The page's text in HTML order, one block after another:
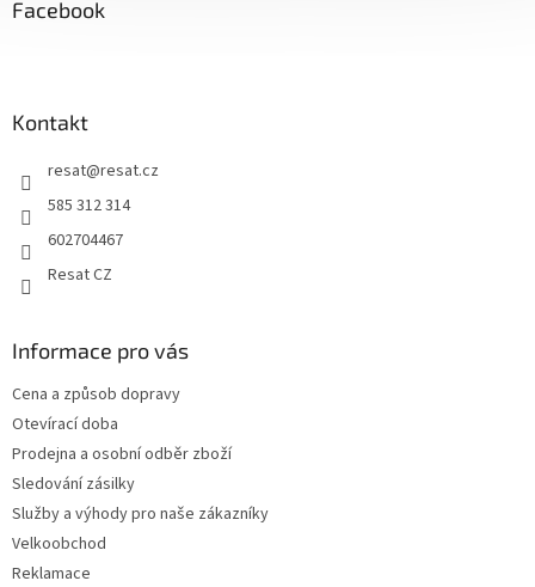
Facebook
Kontakt
resat@resat.cz
585 312 314
602704467
Resat CZ
Informace pro vás
Cena a způsob dopravy
Otevírací doba
Prodejna a osobní odběr zboží
Sledování zásilky
Služby a výhody pro naše zákazníky
Velkoobchod
Reklamace